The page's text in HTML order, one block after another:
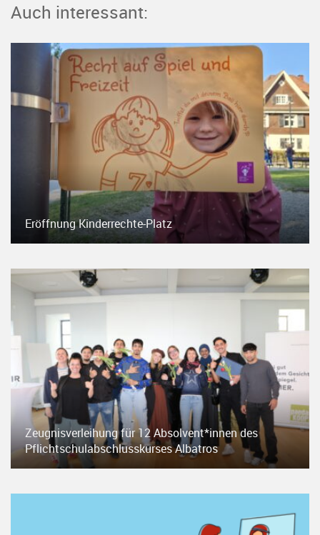
Auch interessant:
Eröffnung Kinderrechte-Platz
Zeugnisverleihung für 12 Absolvent*innen des
Pflichtschulabschlusskurses Albatros